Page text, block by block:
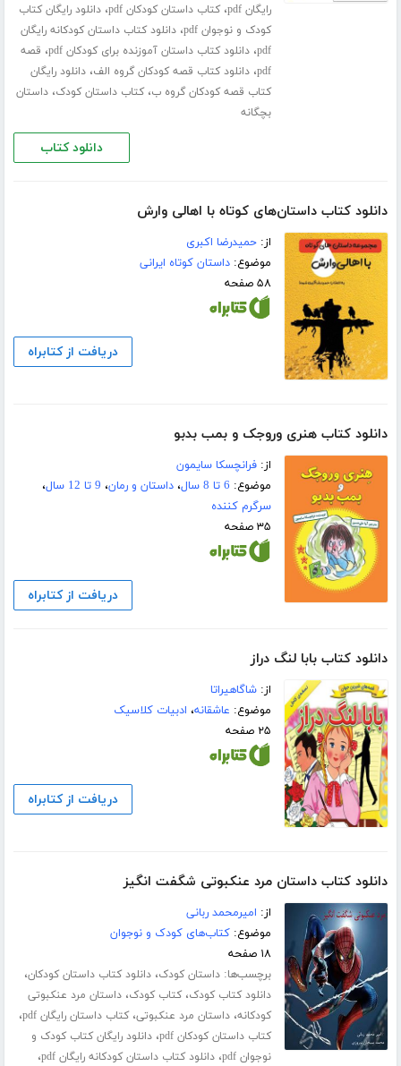
رایگان pdf
،کتاب داستان کودکان pdf ،دانلود رایگان کتاب
کودک و نوجوان pdf
،دانلود کتاب داستان کودکانه رایگان
pdf،دانلود کتاب داستان آموزنده برای کودکان pdf ، قصه
pdf،دانلود کتاب قصه کودکان گروه الف،دانلود رایگان
کتاب قصه کودکان گروه ب،کتاب داستان کودک،داستان
بچگانه
دانلود کتاب
دانلود کتاب داستان‌های کوتاه با اهالی وارش
از:حمیدرضا اکبری
موضوع:داستان کوتاه ایرانی
۵۸ صفحه
دریافت از کتابراه
دانلود کتاب هنری وروجک و بمب بدبو
از:فرانچسکا سایمون
موضوع: 6 تا 8 سال ،داستان و رمان، 9 تا 12 سال
،
سرگرم کننده
۳۵ صفحه
دریافت از کتابراه
دانلود کتاب بابا لنگ دراز
از:شاگاهیراتا
موضوع: عاشقانه، ادبیات کلاسیک
۲۵ صفحه
دریافت از کتابراه
دانلود کتاب داستان مرد عنکبوتی شگفت انگیز
از: امیرمحمد ربانی
موضوع:کتاب‌های کودک و نوجوان
۱۸ صفحه
برچسب‌ها:داستان کودک،دانلود کتاب داستان کودکان،
دانلود کتاب کودک،کتاب کودک،داستان مرد عنکبوتی
کودکانه،داستان مرد عنکبوتی،کتاب داستان رایگان pdf ،
کتاب داستان کودکان pdf ،دانلود رایگان کتاب کودک و
نوجوان pdf
،دانلود کتاب داستان کودکانه رایگان pdf ،